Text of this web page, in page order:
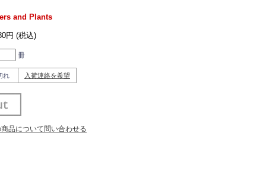
and Plants
円 (税込)
冊
れ 入荷連絡を希望
品について問い合わせる